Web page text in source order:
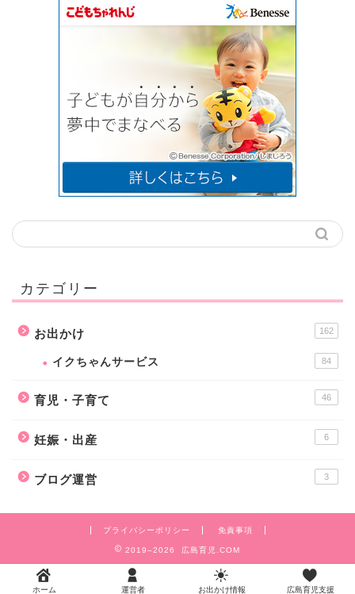
カテゴリー
お出かけ 162
イクちゃんサービス 84
育児・子育て 46
妊娠・出産 6
ブログ運営 3
プライバシーポリシー 免責事項
2019–2026 広島育児.COM
ホーム 運営者 お出かけ情報 広島育児支援